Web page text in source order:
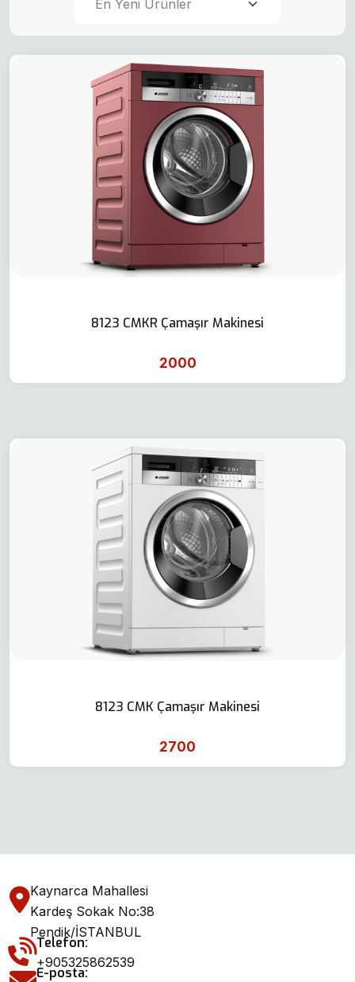
8123 CMKR Çamaşır Makinesi
2000
8123 CMK Çamaşır Makinesi
2700
Kaynarca Mahallesi
Kardeş Sokak No:38
Pendik/İSTANBUL
Telefon:
+905325862539
E-posta: